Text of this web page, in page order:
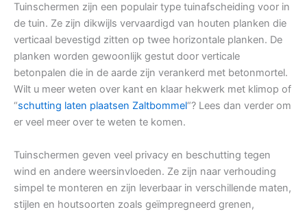
Tuinschermen zijn een populair type tuinafscheiding voor in
de tuin. Ze zijn dikwijls vervaardigd van houten planken die
verticaal bevestigd zitten op twee horizontale planken. De
planken worden gewoonlijk gestut door verticale
betonpalen die in de aarde zijn verankerd met betonmortel.
Wilt u meer weten over kant en klaar hekwerk met klimop of
“schutting laten plaatsen Zaltbommel“? Lees dan verder om
er veel meer over te weten te komen.
Tuinschermen geven veel privacy en beschutting tegen
wind en andere weersinvloeden. Ze zijn naar verhouding
simpel te monteren en zijn leverbaar in verschillende maten,
stijlen en houtsoorten zoals geïmpregneerd grenen,